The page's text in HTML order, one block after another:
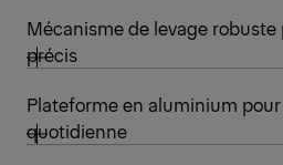
Mécanisme de levage
précis
Plateforme en aluminium
quotidienne